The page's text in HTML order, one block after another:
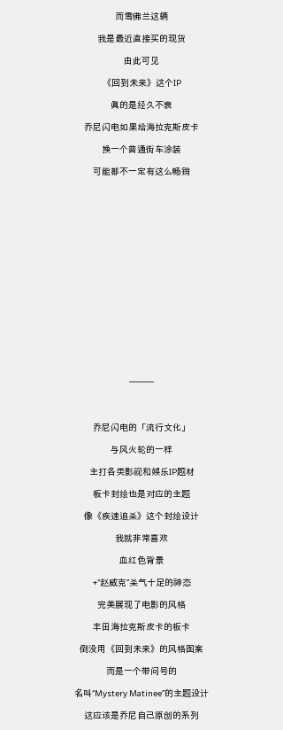
而雪佛兰这辆
我是最近直接买的现货
由此可见
《回到未来》这个IP
真的是经久不衰
乔尼闪电如果给海拉克斯皮卡
换一个普通街车涂装
可能都不一定有这么畅销
乔尼闪电的「流行文化」
与风火轮的一样
主打各类影视和娱乐IP题材
板卡封绘也是对应的主题
像《疾速追杀》这个封绘设计
我就非常喜欢
血红色背景
+“赵威克”杀气十足的神态
完美展现了电影的风格
丰田海拉克斯皮卡的板卡
倒没用《回到未来》的风格图案
而是一个带问号的
名叫“Mystery Matinee”的主题设计
这应该是乔尼自己原创的系列